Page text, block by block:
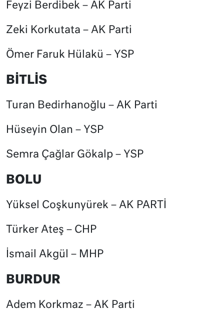
Feyzi Berdibek – AK Parti
Zeki Korkutata – AK Parti
Ömer Faruk Hülakü – YSP
BİTLİS
Turan Bedirhanoğlu – AK Parti
Hüseyin Olan – YSP
Semra Çağlar Gökalp – YSP
BOLU
Yüksel Coşkunyürek – AK PARTİ
Türker Ateş – CHP
İsmail Akgül – MHP
BURDUR
Adem Korkmaz – AK Parti